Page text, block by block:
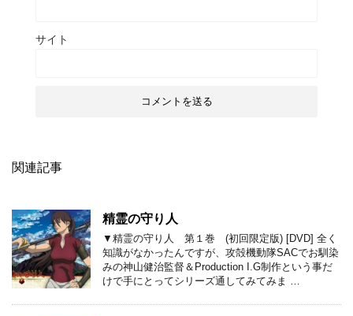
サイト
関連記事
精霊の守り人
▼精霊の守り人 第１巻 (初回限定版) [DVD] 全く
知識がなかったんですが、攻殻機動隊SACでお馴染
みの神山健治監督＆Production I.G制作という事だ
けで手にとってシリーズ通してみてみま …